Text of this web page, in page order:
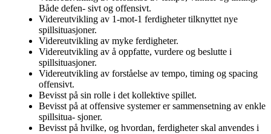
Både defen- sivt og offensivt.
Videreutvikling av 1-mot-1 ferdigheter tilknyttet nye
spillsituasjoner.
Videreutvikling av myke ferdigheter.
Videreutvikling av å oppfatte, vurdere og beslutte i
spillsituasjoner.
Videreutvikling av forståelse av tempo, timing og spacing
offensivt.
Bevisst på sin rolle i det kollektive spillet.
Bevisst på at offensive systemer er sammensetning av enkle
spillsitua- sjoner.
Bevisst på hvilke, og hvordan, ferdigheter skal anvendes i